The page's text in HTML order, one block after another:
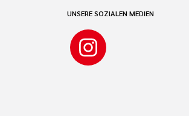
UNSERE SOZIALEN MEDIEN